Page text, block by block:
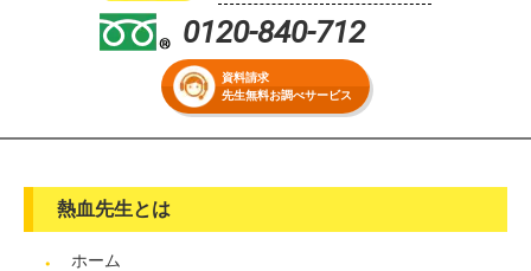
0120-840-712
資料請求
先生無料お調べサービス
熱血先生とは
ホーム